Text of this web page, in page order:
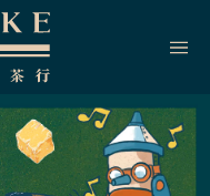
最新消息